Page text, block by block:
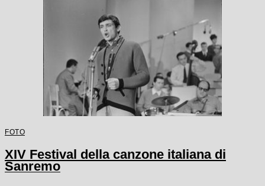
FOTO
XIV Festival della canzone italiana di
Sanremo